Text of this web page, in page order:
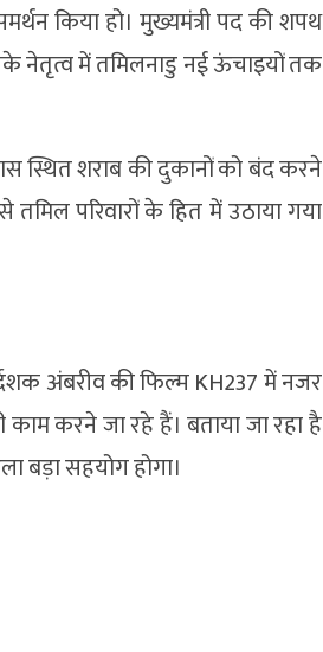
किया हो। मुख्यमंत्री पद की शपथ
नेतृत्व में तमिलनाडु नई ऊंचाइयों तक
स्थित शराब की दुकानों को बंद करने
परिवारों के हित में उठाया गया
अंबरीव की फिल्म KH237 में नजर
करने जा रहे हैं। बताया जा रहा है
बड़ा सहयोग होगा।